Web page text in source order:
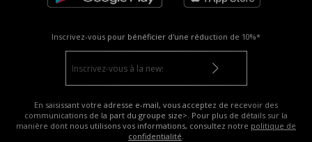
Inscrivez-vous pour bénéficier d'une réduction de 10%*
En saisissant votre adresse e-mail, vous acceptez de recevoir des
communications de la part du groupe size>. Pour plus de détails sur la
manière dont nous utilisons vos informations, consultez notre politique de
confidentialité.